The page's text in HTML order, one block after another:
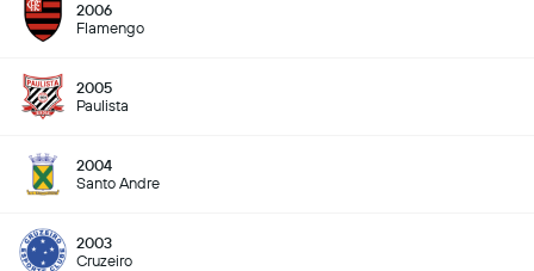
2006
Flamengo
2005
Paulista
2004
Santo Andre
2003
Cruzeiro